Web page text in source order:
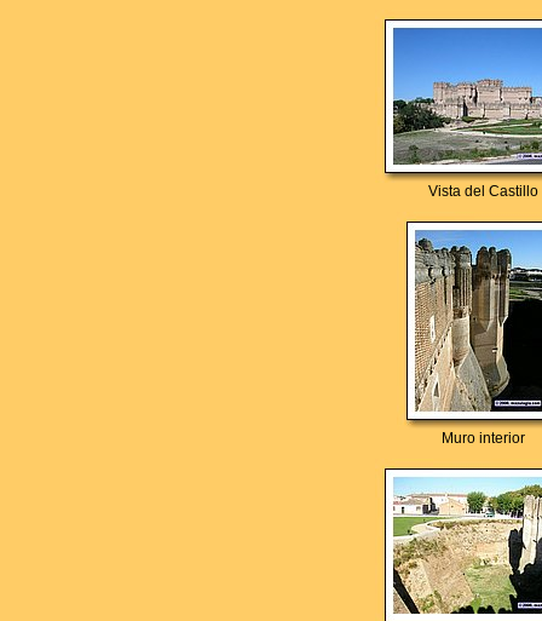
Vista del Castillo
Muro interior